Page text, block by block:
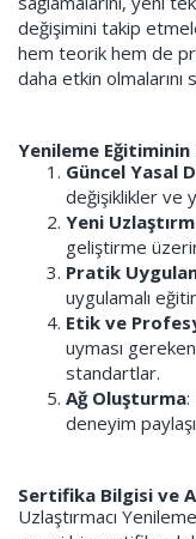
değişimini takip
hem teorik hem de
daha etkin olmalarını
Yenileme Eğitiminin
Güncel Yasal
değişiklikler ve
Yeni
geliştirme
Pratik
uygulamalı
Etik ve
uyması
standartlar.
Ağ Oluşturma:
deneyim
Sertifika Bilgisi ve
Uzlaştırmacı